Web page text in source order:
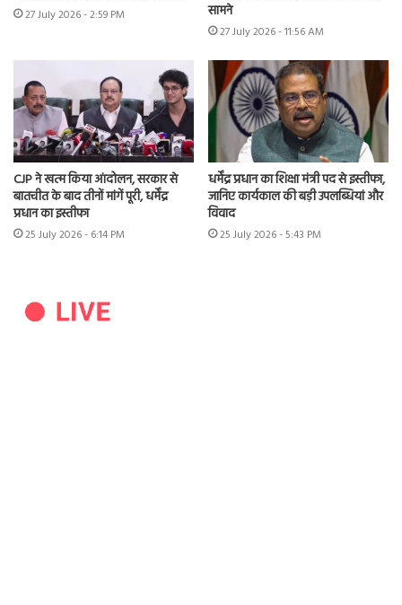
27 July 2026 - 2:59 PM
सामने
27 July 2026 - 11:56 AM
CJP ने खत्म किया आंदोलन, सरकार से
बातचीत के बाद तीनों मांगें पूरी, धर्मेंद्र
प्रधान का इस्तीफा
25 July 2026 - 6:14 PM
धर्मेंद्र प्रधान का शिक्षा मंत्री पद से इस्तीफा,
जानिए कार्यकाल की बड़ी उपलब्धियां और
विवाद
25 July 2026 - 5:43 PM